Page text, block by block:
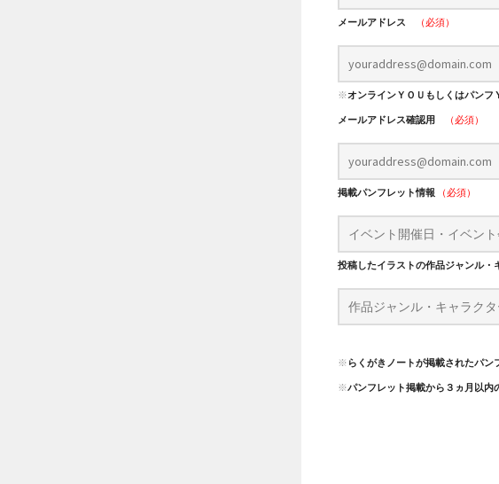
メールアドレス （必須）
※オンラインＹＯＵもしくはパンフ
メールアドレス確認用
（必須）
掲載パンフレット情報 （必須）
投稿したイラストの作品ジャンル・
※ らくがきノートが掲載されたパン
※パンフレット掲載から３ヵ月以内